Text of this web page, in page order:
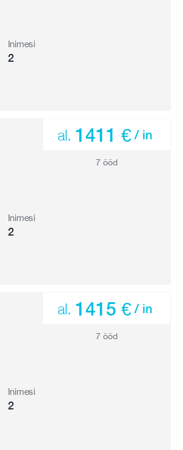
Inimesi
2
al. 1411 € / in
7 ööd
Inimesi
2
al. 1415 € / in
7 ööd
Inimesi
2